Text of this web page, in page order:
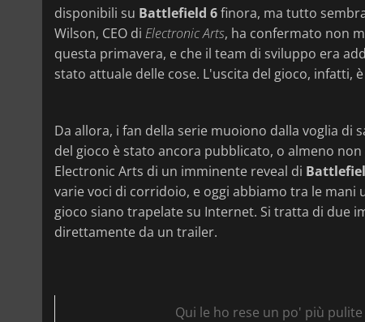
disponibili su Battlefield 6finora, ma tutto
Wilson, CEO di Electronic Arts, ha confermato non
questa primavera, e che il team di sviluppo era
stato attuale delle cose. L'uscita del gioco, infatti,
Da allora, i fan della serie muoiono dalla voglia di
del gioco è stato ancora pubblicato, o almeno
Electronic Arts di un imminente reveal di
varie voci di corridoio, e oggi abbiamo tra le mani
gioco siano trapelate su Internet. Si tratta di due
direttamente da un trailer.
Qui le ho rese un po' più